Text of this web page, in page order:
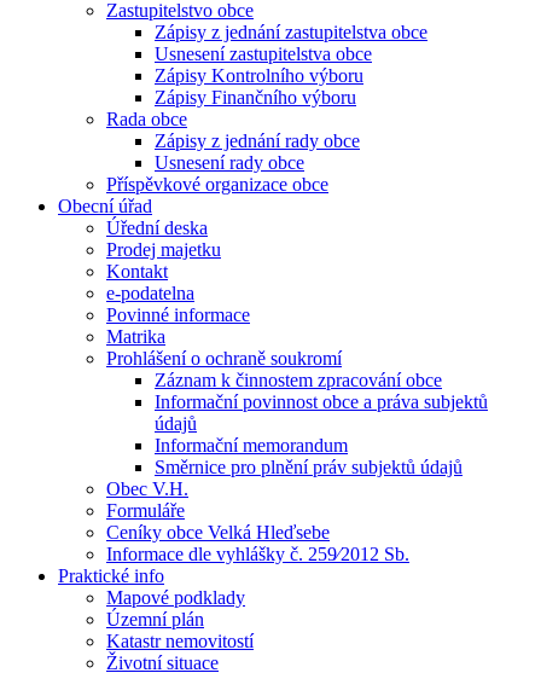
Zastupitelstvo obce
Zápisy z jednání zastupitelstva obce
Usnesení zastupitelstva obce
Zápisy Kontrolního výboru
Zápisy Finančního výboru
Rada obce
Zápisy z jednání rady obce
Usnesení rady obce
Příspěvkové organizace obce
Obecní úřad
Úřední deska
Prodej majetku
Kontakt
e-podatelna
Povinné informace
Matrika
Prohlášení o ochraně soukromí
Záznam k činnostem zpracování obce
Informační povinnost obce a práva subjektů
údajů
Informační memorandum
Směrnice pro plnění práv subjektů údajů
Obec V.H.
Formuláře
Ceníky obce Velká Hleďsebe
Informace dle vyhlášky č. 259⁄2012 Sb.
Praktické info
Mapové podklady
Územní plán
Katastr nemovitostí
Životní situace